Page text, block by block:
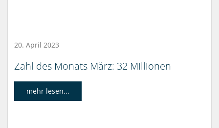
20. April 2023
Zahl des Monats März: 32 Millionen
mehr lesen...